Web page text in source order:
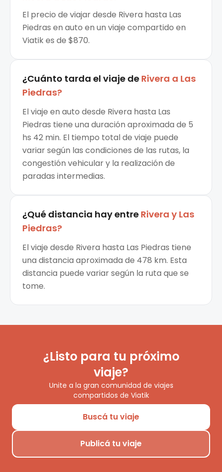
El precio de viajar desde Rivera hasta Las
Piedras en auto en un viaje compartido en
Viatik es de $870.
¿Cuánto tarda el viaje de Rivera a Las
Piedras?
El viaje en auto desde Rivera hasta Las
Piedras tiene una duración aproximada de 5
hs 42 min. El tiempo total de viaje puede
variar según las condiciones de las rutas, la
congestión vehicular y la realización de
paradas intermedias.
¿Qué distancia hay entre Rivera y Las
Piedras?
El viaje desde Rivera hasta Las Piedras tiene
una distancia aproximada de 478 km. Esta
distancia puede variar según la ruta que se
tome.
¿Listo para tu próximo
viaje?
Unite a la gran comunidad de viajes
compartidos de Viatik
Buscá tu viaje
Publicá tu viaje